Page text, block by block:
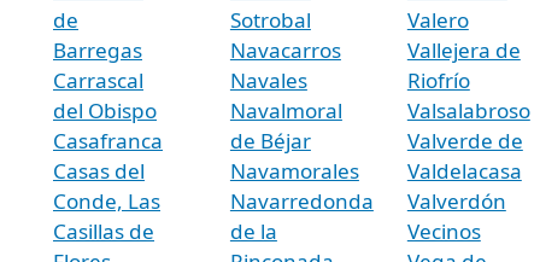
de
Barregas
Carrascal
del Obispo
Casafranca
Casas del
Conde, Las
Casillas de
Sotrobal
Navacarros
Navales
Navalmoral
de Béjar
Navamorales
Navarredonda
de la
Valero
Vallejera de
Riofrío
Valsalabroso
Valverde de
Valdelacasa
Valverdón
Vecinos